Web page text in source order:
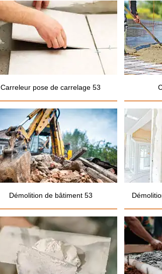
Carreleur pose de carrelage 53
Démolition de bâtiment 53